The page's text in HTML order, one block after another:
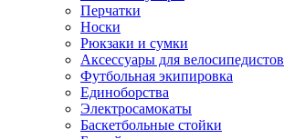
Перчатки
Носки
Рюкзаки и сумки
Аксессуары для велосипедистов
Футбольная экипировка
Единоборства
Электросамокаты
Баскетбольные стойки